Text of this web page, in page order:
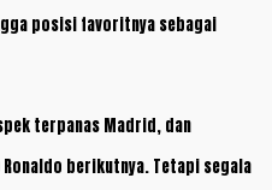
posisi favoritnya sebagai
terpanas Madrid, dan
berikutnya. Tetapi segala